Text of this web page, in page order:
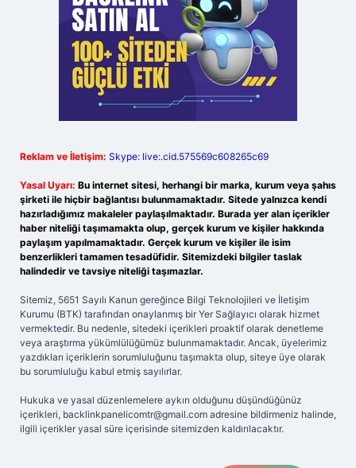
Reklam ve İletişim: Skype: live:.cid.575569c608265c69
Yasal Uyarı: Bu internet sitesi, herhangi bir marka, kurum veya şahıs
şirketi ile hiçbir bağlantısı bulunmamaktadır. Sitede yalnızca kendi
hazırladığımız makaleler paylaşılmaktadır. Burada yer alan içerikler
haber niteliği taşımamakta olup, gerçek kurum ve kişiler hakkında
paylaşım yapılmamaktadır. Gerçek kurum ve kişiler ile isim
benzerlikleri tamamen tesadüfidir. Sitemizdeki bilgiler taslak
halindedir ve tavsiye niteliği taşımazlar.
Sitemiz, 5651 Sayılı Kanun gereğince Bilgi Teknolojileri ve İletişim
Kurumu (BTK) tarafından onaylanmış bir Yer Sağlayıcı olarak hizmet
vermektedir. Bu nedenle, sitedeki içerikleri proaktif olarak denetleme
veya araştırma yükümlülüğümüz bulunmamaktadır. Ancak, üyelerimiz
yazdıkları içeriklerin sorumluluğunu taşımakta olup, siteye üye olarak
bu sorumluluğu kabul etmiş sayılırlar.
Hukuka ve yasal düzenlemelere aykırı olduğunu düşündüğünüz
içerikleri, backlinkpanelicomtr@gmail.com adresine bildirmeniz halinde,
ilgili içerikler yasal süre içerisinde sitemizden kaldırılacaktır.